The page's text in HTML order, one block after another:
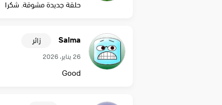
حلقة جديدة مشوقة. شكرا
Salma زائر
26 يناير، 2026
Good